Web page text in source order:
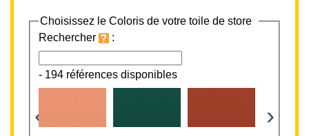
Choisissez le Coloris de votre toile de store
Rechercher
:
- 194 références disponibles
‹ ›